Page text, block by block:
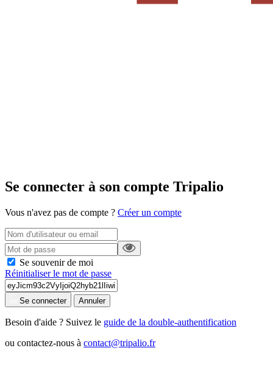
Se connecter à son compte Tripalio
Vous n'avez pas de compte ? Créer un compte
Se souvenir de moi
Réinitialiser le mot de passe
Se connecter Annuler
Besoin d'aide ? Suivez le guide de la double-authentification
ou contactez-nous à contact@tripalio.fr